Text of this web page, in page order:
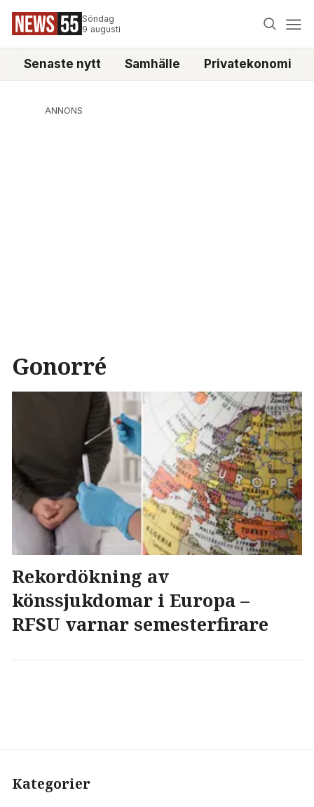
Söndag
9 augusti
Senaste nytt Samhälle Privatekonomi
ANNONS
Gonorré
Rekordökning av
könssjukdomar i Europa –
RFSU varnar semesterfirare
Kategorier